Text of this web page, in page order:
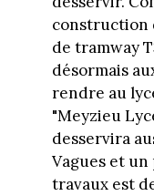
construction
de tramway
désormais
rendre au
"Meyzieu
desservira
Vagues et
travaux est